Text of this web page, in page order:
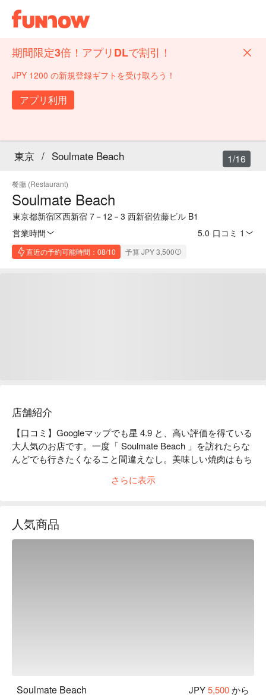
期間限定3倍！アプリDLで割引！
JPY 1200 の新規登録ギフトを受け取ろう！
アプリ利用
東京 / Soulmate Beach
餐廳 (Restaurant)
Soulmate Beach
東京都新宿区西新宿 7－12－3 西新宿佐藤ビル B1
営業時間
5.0 口コミ 1
直近の予約可能時間：08/10 予算 JPY 3,500
1/16
店舗紹介
【口コミ】Googleマップでも星 4.9 と、高い評価を得ている
大人気のお店です。一度「 Soulmate Beach 」を訪れたらな
んどでも行きたくなること間違えなし。美味しい焼肉はもち
んだら、トリコになるはずです。
セットです！牛タン、岩中豚究極ステーキ、季節野菜、さら
に海鮮。50 種類から選べる飲み放題と共にお楽しみくださ
さらに表示
人気商品
Soulmate Beach JPY5,500から